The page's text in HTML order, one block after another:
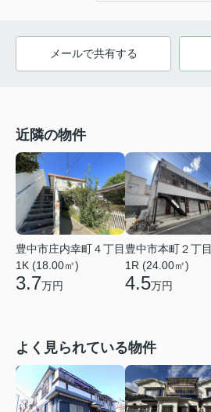
メールで共有する
近隣の物件
豊中市庄内幸町４丁目
1K (18.00㎡)
3.7万円
豊中市本町２丁目
1R (24.00㎡)
4.5万円
よく見られている物件